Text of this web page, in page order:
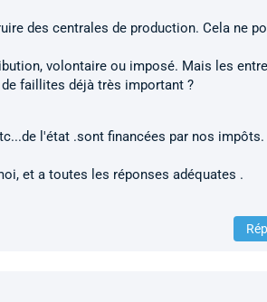
des centrales de production. Cela ne
volontaire ou imposé. Mais les
de faillites déjà très important ?
l'état .sont financées par nos impôts.
et a toutes les réponses adéquates .